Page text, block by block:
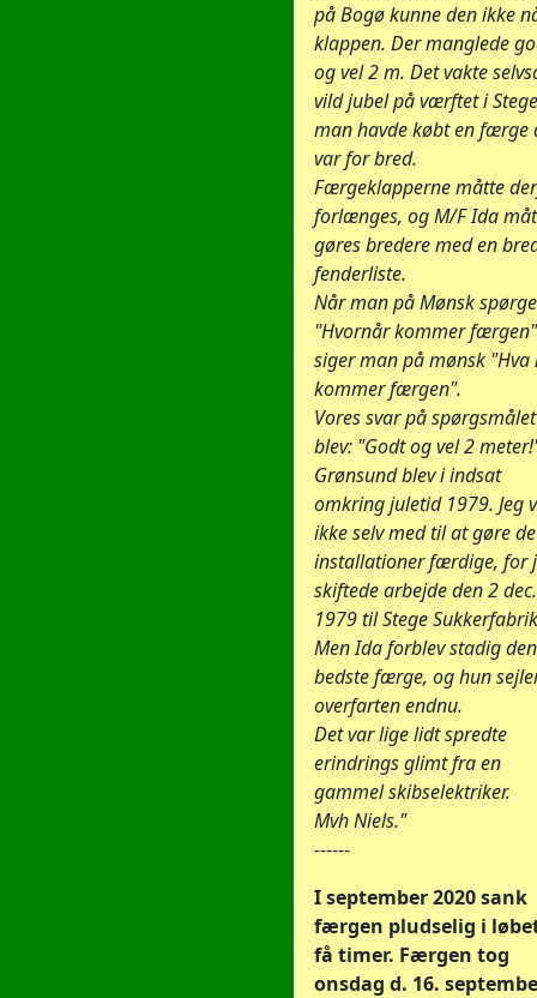
på Bogø kunne den ikke
klappen. Der manglede
og vel 2 m. Det vakte
vild jubel på værftet i
man havde købt en færge
var for bred.
Færgeklapperne måtte
forlænges, og M/F Ida
gøres bredere med en
fenderliste.
Når man på Mønsk
"Hvornår kommer
siger man på mønsk
kommer færgen".
Vores svar på spørgsmålet
blev: "Godt og vel 2
Grønsund blev i indsat
omkring juletid 1979. Jeg
ikke selv med til at gøre
installationer færdige, for
skiftede arbejde den 2 dec.
1979 til Stege
Men Ida forblev stadig den
bedste færge, og hun
overfarten endnu.
Det var lige lidt spredte
erindrings glimt fra en
gammel skibselektriker.
Mvh Niels."
------
I september 2020 sank
færgen pludselig i
få timer. Færgen tog
onsdag d. 16.